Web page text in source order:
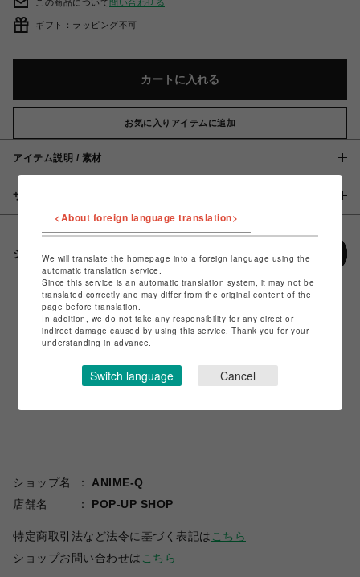
この商品について問い合わせる
ギフト：ラッピング不可
カートに入れる
お気に入りアイテムに追加
アイテム説明 / 素材
サイズ
シェアする
ショップ名
ANIME-Q
店舗名
POP-UP SHOP
特定商取引法など法令に基づく表記は こちら
ショップお問い合わせは こちら
<About foreign language translation>
We will translate the homepage into a foreign language using the
automatic translation service.
Since this service is an automatic translation system, it may not be
translated correctly and may differ from the original content of the
page before translation.
In addition, we do not take any responsibility for any direct or
indirect damage caused by using this service. Thank you for your
understanding in advance.
Switch language Cancel